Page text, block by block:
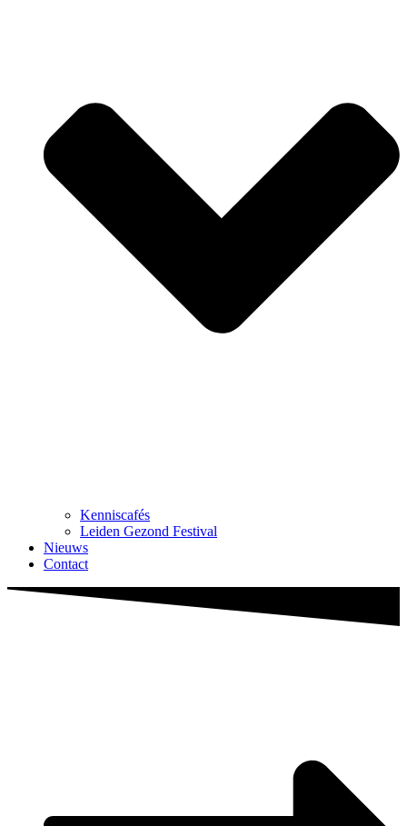
Kenniscafés
Leiden Gezond Festival
Nieuws
Contact